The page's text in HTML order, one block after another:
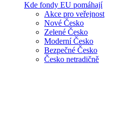
Kde fondy EU pomáhají
Akce pro veřejnost
Nové Česko
Zelené Česko
Moderní Česko
Bezpečné Česko
Česko netradičně